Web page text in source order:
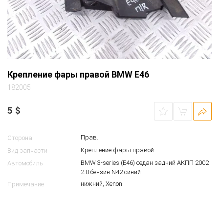
Крепление фары правой BMW E46
182005
5 $
Сторона
Прав.
Вид запчасти
Крепление фары правой
Автомобиль
BMW 3-series (E46) седан задний АКПП 2002
2.0 бензин N42 синий
Примечание
нижний, Xenon